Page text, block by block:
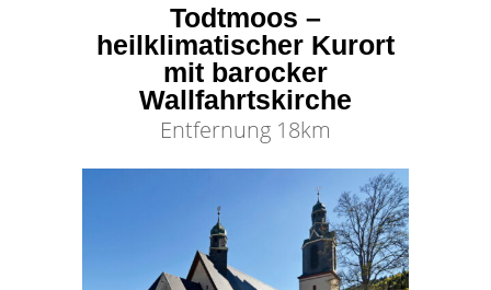
Todtmoos –
heilklimatischer Kurort
mit barocker
Wallfahrtskirche
Entfernung 18km